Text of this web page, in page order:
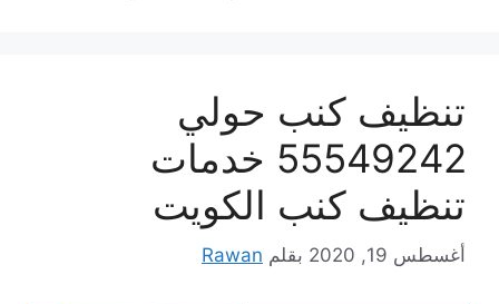
تنظيف كنب حولي
55549242 خدمات
تنظيف كنب الكويت
أغسطس 19, 2020 بقلم Rawan